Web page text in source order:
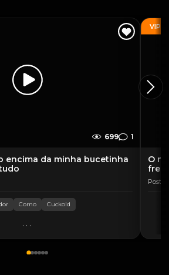
699 1
encima da minha bucetinha
Corno Cuckold
...
VIP
O